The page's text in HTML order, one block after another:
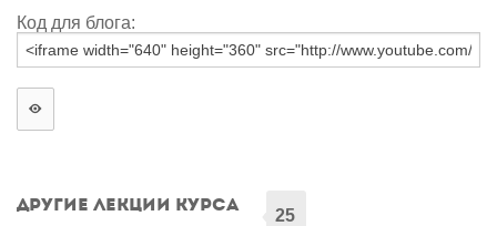
Код для блога:
Другие лекции курса
25